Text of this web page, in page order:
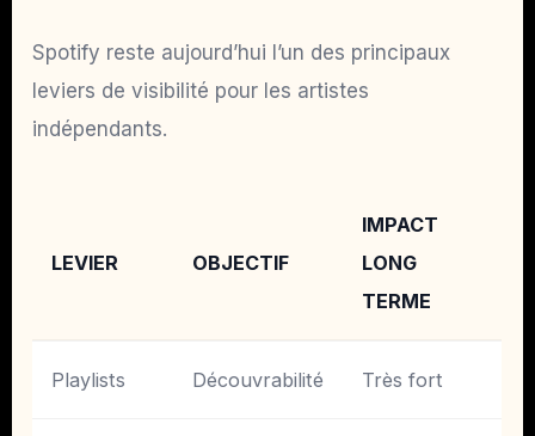
Spotify reste aujourd’hui l’un des principaux
leviers de visibilité pour les artistes
indépendants.
LEVIER OBJECTIF
IMPACT
LONG
TERME
Playlists Découvrabilité Très fort